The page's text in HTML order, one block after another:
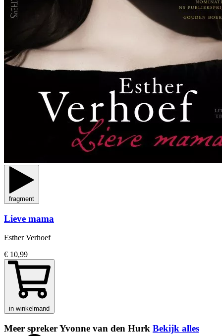
fragment
Lieve mama
Esther Verhoef
€ 10,99
in winkelmand
Meer spreker Yvonne van den Hurk Bekijk alles